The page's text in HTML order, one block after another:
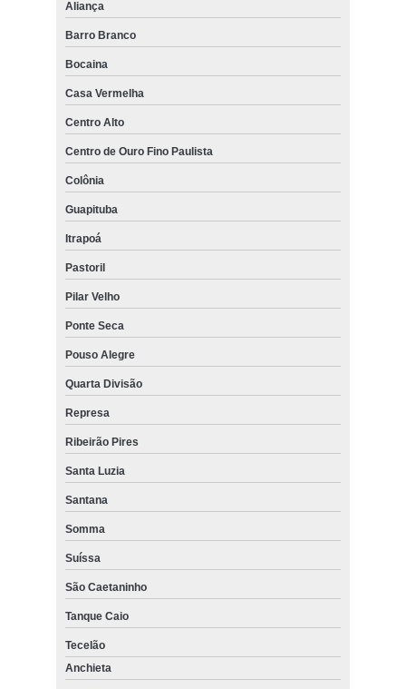
Aliança
Barro Branco
Bocaina
Casa Vermelha
Centro Alto
Centro de Ouro Fino Paulista
Colônia
Guapituba
Itrapoá
Pastoril
Pilar Velho
Ponte Seca
Pouso Alegre
Quarta Divisão
Represa
Ribeirão Pires
Santa Luzia
Santana
Somma
Suíssa
São Caetaninho
Tanque Caio
Tecelão
Anchieta